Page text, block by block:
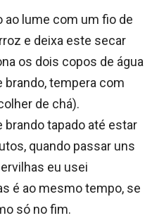
ao lume com um fio de
e deixa este secar
os dois copos de água
brando, tempera com
de chá).
brando tapado até estar
quando passar uns
eu usei
é ao mesmo tempo, se
só no fim.